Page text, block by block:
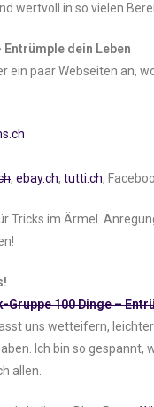
wertvoll in so vielen
dein Leben
ein paar Webseiten an,
, ebay.ch, tutti.ch,
Tricks im Ärmel.
Gruppe 100 Dinge –
uns wetteifern,
Ich bin so gespannt,
allen.